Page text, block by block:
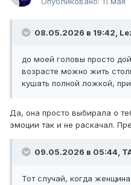
08.05.2026 в 19:42,
до моей головы просто
возрасте можно жить
кушать полной ложкой,
Да, она просто выбирала о
эмоции так и не раскачал.
09.05.2026 в 05:44,
Тот случай, когда